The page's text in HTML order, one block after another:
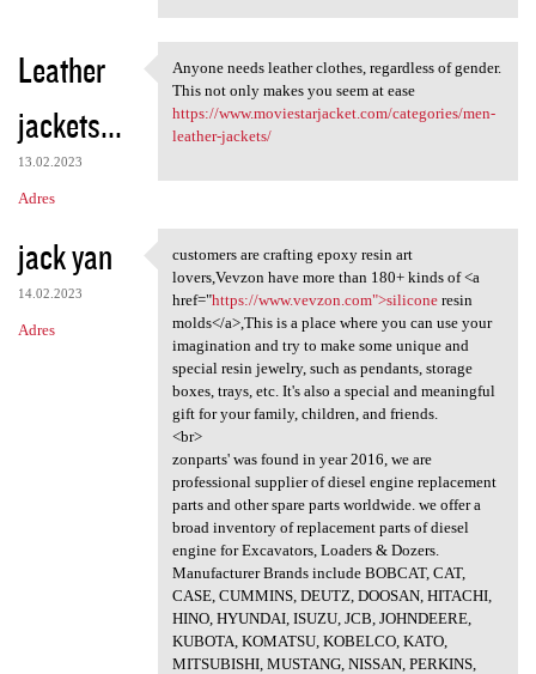
Leather
jackets...
13.02.2023
Adres
Anyone needs leather clothes,
Anyone needs leather clothes, regardless of gender.
This not only makes you seem at ease
https://www.moviestarjacket.com/categories/men-
leather-jackets/
jack yan
14.02.2023
Adres
customers are crafting epoxy
customers are crafting epoxy resin art
lovers,Vevzon have more than 180+ kinds of <a
href="https://www.vevzon.com">siliconeresin
molds</a>,This is a place where you can use your
imagination and try to make some unique and
special resin jewelry, such as pendants, storage
boxes, trays, etc. It's also a special and meaningful
gift for your family, children, and friends.
<br>
zonparts' was found in year 2016, we are
professional supplier of diesel engine replacement
parts and other spare parts worldwide. we offer a
broad inventory of replacement parts of diesel
engine for Excavators, Loaders & Dozers.
Manufacturer Brands include BOBCAT, CAT,
CASE, CUMMINS, DEUTZ, DOOSAN, HITACHI,
HINO, HYUNDAI, ISUZU, JCB, JOHNDEERE,
KUBOTA, KOMATSU, KOBELCO, KATO,
MITSUBISHI, MUSTANG, NISSAN, PERKINS,